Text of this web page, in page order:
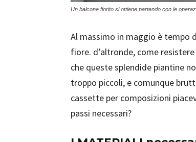
Un balcone fiorito si ottiene partendo con le
Al massimo in maggio è tempo
fiore. d’altronde, come
che queste splendide piantine
troppo piccoli, e comunque
cassette per composizioni
passi necessari?